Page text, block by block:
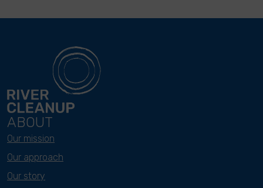
ABOUT
Our mission
Our approach
Our story